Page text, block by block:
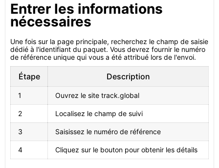
Entrer les informations
nécessaires
Une fois sur la page principale, recherchez le champ de saisie
dédié à l'identifiant du paquet. Vous devrez fournir le numéro
de référence unique qui vous a été attribué lors de l'envoi.
Étape Description
1 Ouvrez le site track.global
2 Localisez le champ de suivi
3 Saisissez le numéro de référence
4 Cliquez sur le bouton pour obtenir les détails